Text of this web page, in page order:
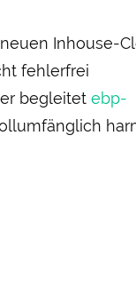
Inhouse-
fehler­frei
begleitetebp-